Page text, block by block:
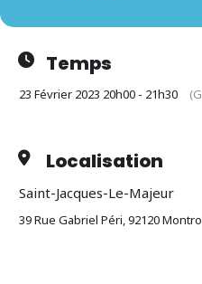
Temps
23 Février 2023 20h00 - 21h30
Localisation
Saint-Jacques-Le-Majeur
39 Rue Gabriel Péri, 92120